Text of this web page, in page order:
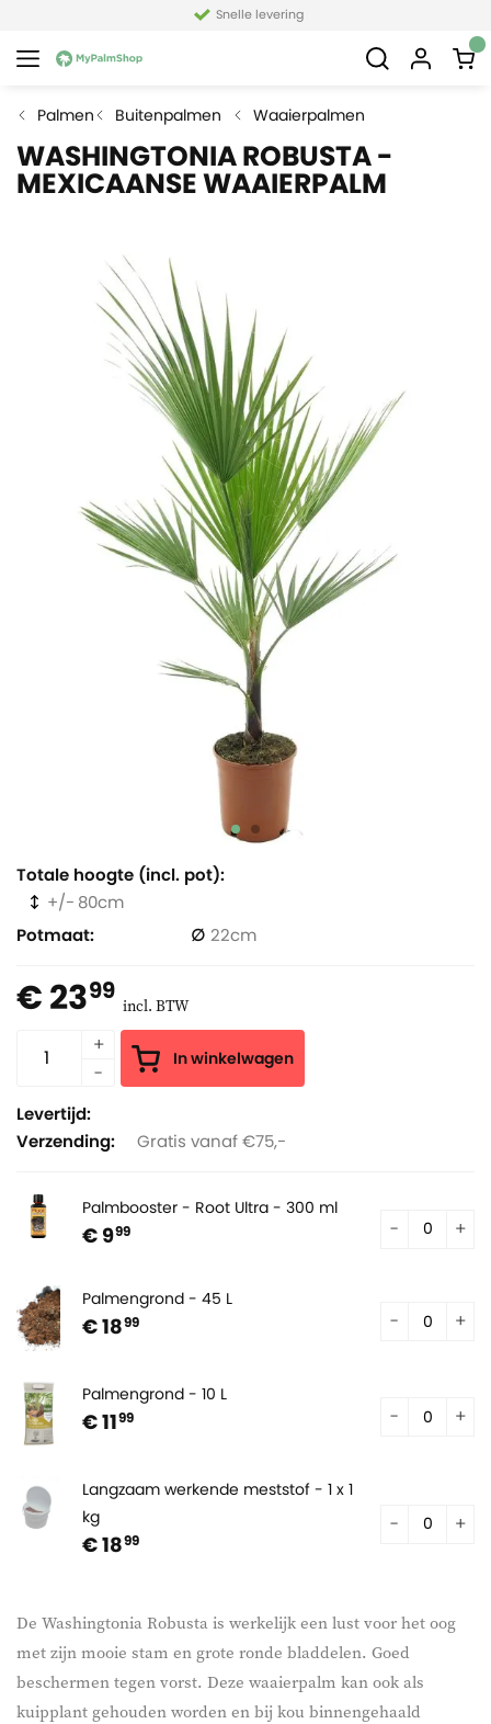
Snelle levering
Palmen Buitenpalmen Waaierpalmen
WASHINGTONIA ROBUSTA -
MEXICAANSE WAAIERPALM
De Washingtonia Robusta is werkelijk een lust voor het oog
met zijn mooie stam en grote ronde bladdelen. Goed
beschermen tegen vorst. Deze waaierpalm kan ook als
kuipplant gehouden worden en bij kou binnengehaald
Totale hoogte (incl. pot)
80
Potmaat
22
€ 2399 incl. BTW
In winkelwagen
Levertijd:
Verzending:
Gratis vanaf €75,-
Palmbooster - Root Ultra - 300 ml
€ 999
Palmengrond - 45 L
€ 1899
Palmengrond - 10 L
€ 1199
Langzaam werkende meststof - 1 x 1
kg
€ 1899